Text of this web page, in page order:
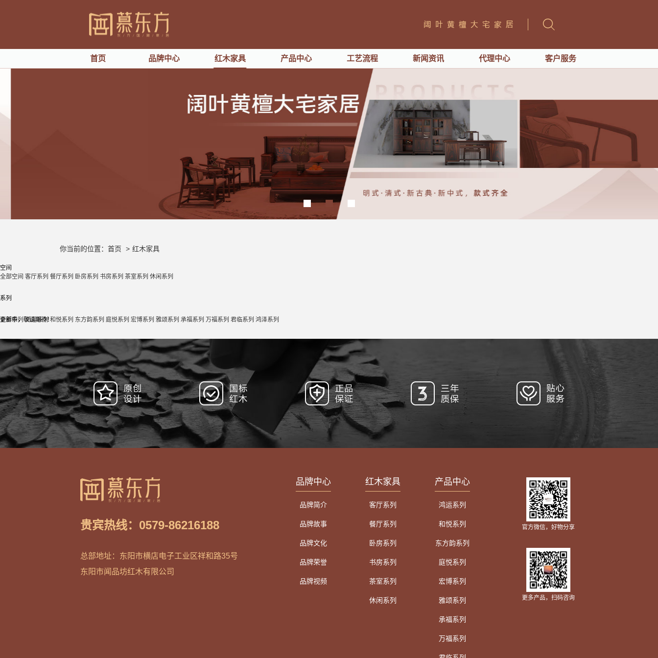
首页 品牌中心 红木家具 产品中心 工艺流程 新闻资讯 代理中心 客户服务
你当前的位置： 首页 > 红木家具
空间
全部空间 客厅系列 餐厅系列 卧房系列 书房系列 茶室系列 休闲系列
系列
全部系列 鸿运系列 和悦系列 东方韵系列 庭悦系列 宏博系列 雅颂系列 承福系列 万福系列 君临系列 鸿泽系列
更新中，敬请期待！
贵宾热线：0579-86216188
总部地址：东阳市横店电子工业区祥和路35号
东阳市闻品坊红木有限公司
品牌中心
品牌简介
品牌故事
品牌文化
品牌荣誉
品牌视频
红木家具
客厅系列
餐厅系列
卧房系列
书房系列
茶室系列
休闲系列
产品中心
鸿运系列
和悦系列
东方韵系列
庭悦系列
宏博系列
雅颂系列
承福系列
万福系列
官方微信，好物分享
更多产品，扫码咨询